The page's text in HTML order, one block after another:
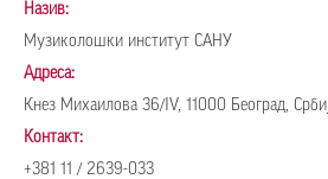
Назив:
Музиколошки институт САНУ
Адреса:
Кнез Михаилова 36/IV, 11000 Београд,
Контакт:
+381 11 / 2639-033